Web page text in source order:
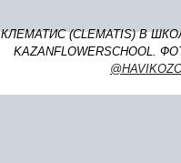
КЛЕМАТИС (СLEMATIS) В
KAZANFLOWERSCHOOL.